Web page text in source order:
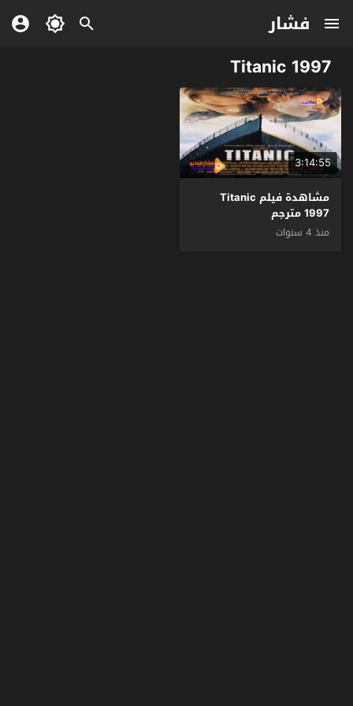
فشار
Titanic 1997
3:14:55
مشاهدة فيلم Titanic
1997 مترجم
منذ 4 سنوات